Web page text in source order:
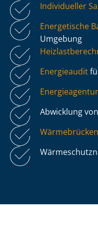
Individueller
Energetische
Umgebung
Energieaudit
Abwicklung